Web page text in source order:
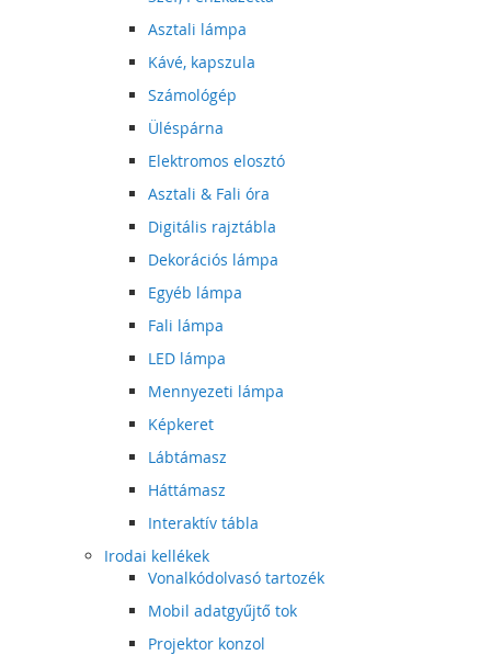
Asztali lámpa
Kávé, kapszula
Számológép
Üléspárna
Elektromos elosztó
Asztali & Fali óra
Digitális rajztábla
Dekorációs lámpa
Egyéb lámpa
Fali lámpa
LED lámpa
Mennyezeti lámpa
Képkeret
Lábtámasz
Háttámasz
Interaktív tábla
Irodai kellékek
Vonalkódolvasó tartozék
Mobil adatgyűjtő tok
Projektor konzol